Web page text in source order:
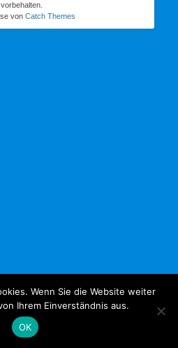
vorbehalten.
von Catch Themes
Wenn Sie die Website weiter
Ihrem Einverständnis aus.
OK